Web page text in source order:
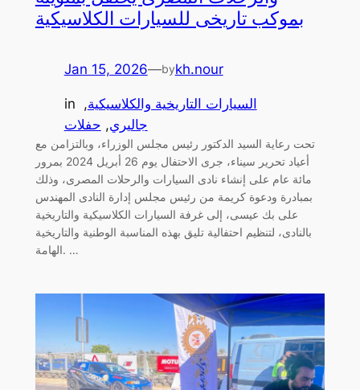
بموكب تاريخى للسيارات الكلاسيكية
Jan 15, 2026—bykh.nour
in السيارات التاريخية والكلاسيكية,
جاليري, حفلات
تحت رعاية السيد الدكتور رئيس مجلس الوزراء، وبالتزامن مع
أعياد تحرير سيناء، جرى الاحتفال يوم 26 أبريل 2024 بمرور
مائة عام على إنشاء نادى السيارات والرحلات المصرى، وذلك
بمبادرة ودعوة كريمة من رئيس مجلس إدارة النادى المهندس
على بك عيسى، إلى غرفة السيارات الكلاسيكية والتاريخية
بالنادى، لتنظيم احتفالية تليق بهذه المناسبة الوطنية والتاريخية
الهامة. …